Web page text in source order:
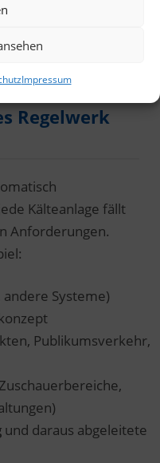
Impressum
Organisation
Regelwerk
Kälteanlage fällt
Anforderungen.
andere Systeme)
Publikumsverkehr,
und daraus abgeleitete